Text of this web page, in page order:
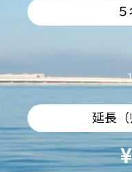
延長（